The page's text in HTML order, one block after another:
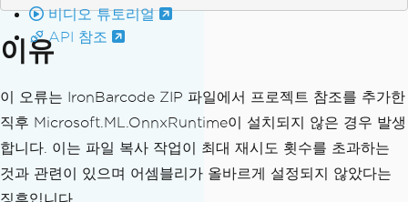
비디오 튜토리얼
API 참조
이유
이 오류는 IronBarcode ZIP 파일에서 프로젝트 참조를 추가한
직후 Microsoft.ML.OnnxRuntime이 설치되지 않은 경우 발생
합니다. 이는 파일 복사 작업이 최대 재시도 횟수를 초과하는
것과 관련이 있으며 어셈블리가 올바르게 설정되지 않았다는
징후입니다.